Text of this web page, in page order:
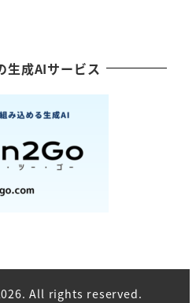
生成AIサービス
All rights reserved.